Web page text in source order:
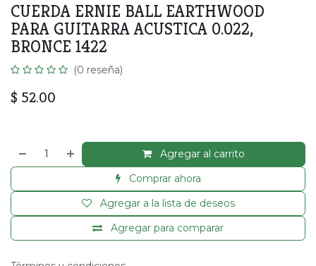
CUERDA ERNIE BALL EARTHWOOD
PARA GUITARRA ACUSTICA 0.022,
BRONCE 1422
(0 reseña)
$ 52.00
Agregar al carrito
Comprar ahora
Agregar para comparar
Agregar a la lista de deseos